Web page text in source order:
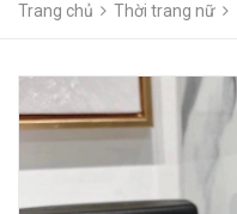
Trang chủ Thời trang nữ